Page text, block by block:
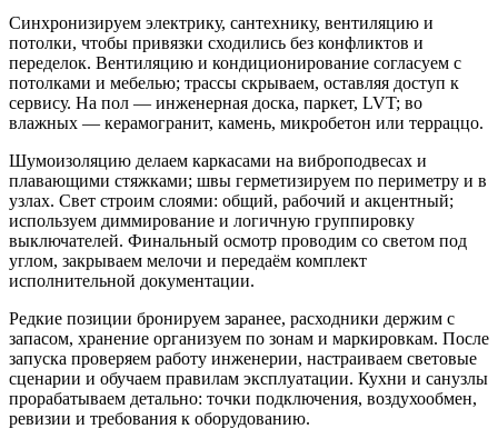
Синхронизируем электрику, сантехнику, вентиляцию и
потолки, чтобы привязки сходились без конфликтов и
переделок. Вентиляцию и кондиционирование согласуем с
потолками и мебелью; трассы скрываем, оставляя доступ к
сервису. На пол — инженерная доска, паркет, LVT; во
влажных — керамогранит, камень, микробетон или терраццо.
Шумоизоляцию делаем каркасами на виброподвесах и
плавающими стяжками; швы герметизируем по периметру и в
узлах. Свет строим слоями: общий, рабочий и акцентный;
используем диммирование и логичную группировку
выключателей. Финальный осмотр проводим со светом под
углом, закрываем мелочи и передаём комплект
исполнительной документации.
Редкие позиции бронируем заранее, расходники держим с
запасом, хранение организуем по зонам и маркировкам. После
запуска проверяем работу инженерии, настраиваем световые
сценарии и обучаем правилам эксплуатации. Кухни и санузлы
прорабатываем детально: точки подключения, воздухообмен,
ревизии и требования к оборудованию.